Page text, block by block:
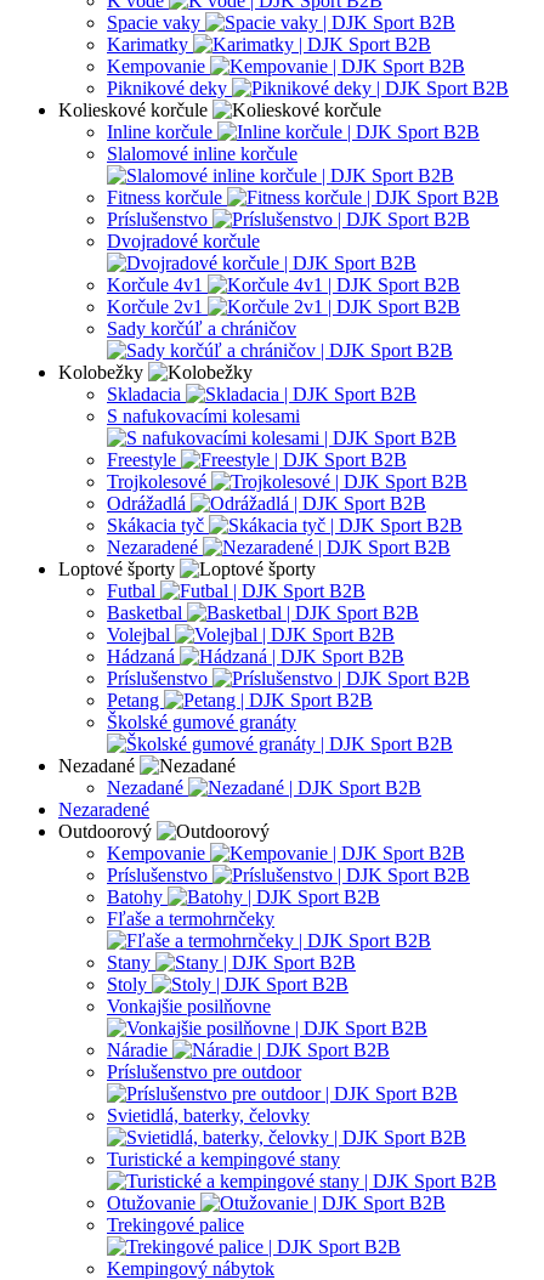
Spacie vaky
Karimatky
Kempovanie
Piknikové deky
Kolieskové korčule
Inline korčule
Slalomové inline korčule
Fitness korčule
Príslušenstvo
Dvojradové korčule
Korčule 4v1
Korčule 2v1
Sady korčúľ a chráničov
Kolobežky
Skladacia
S nafukovacími kolesami
Freestyle
Trojkolesové
Odrážadlá
Skákacia tyč
Nezaradené
Loptové športy
Futbal
Basketbal
Volejbal
Hádzaná
Príslušenstvo
Petang
Školské gumové granáty
Nezadané
Nezadané
Nezaradené
Outdoorový
Kempovanie
Príslušenstvo
Batohy
Fľaše a termohrnčeky
Stany
Stoly
Vonkajšie posilňovne
Náradie
Príslušenstvo pre outdoor
Svietidlá, baterky, čelovky
Turistické a kempingové stany
Otužovanie
Trekingové palice
Kempingový nábytok